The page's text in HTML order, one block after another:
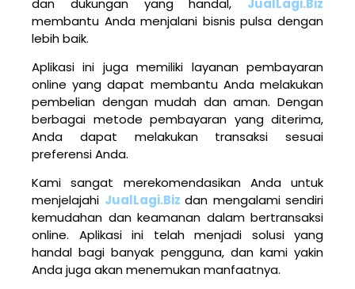
membantu Anda menjalani bisnis pulsa dengan
lebih baik.
Aplikasi ini juga memiliki layanan pembayaran
online yang dapat membantu Anda melakukan
pembelian dengan mudah dan aman. Dengan
berbagai metode pembayaran yang diterima,
Anda dapat melakukan transaksi sesuai
preferensi Anda.
Kami sangat merekomendasikan Anda untuk
menjelajahi JualLagi.Biz dan mengalami sendiri
kemudahan dan keamanan dalam bertransaksi
online. Aplikasi ini telah menjadi solusi yang
handal bagi banyak pengguna, dan kami yakin
Anda juga akan menemukan manfaatnya.